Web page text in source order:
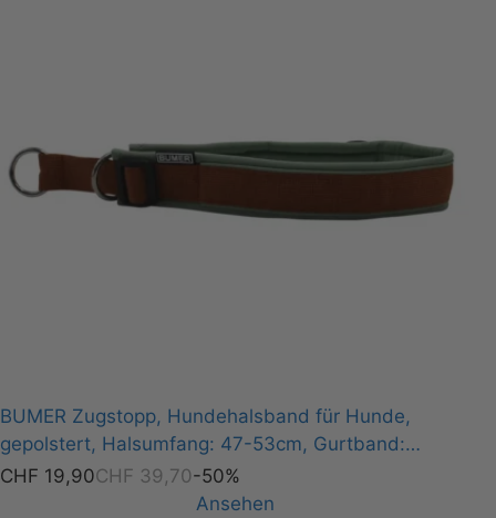
BUMER Zugstopp, Hundehalsband für Hunde,
gepolstert, Halsumfang: 47-53cm, Gurtband:
PREMIUM Copper Glow, Softshell: Eukalyptus, Ringe:
silberfarbig (Edelstahl), Paspel: Ton in Ton
CHF 19,90CHF 39,70-50%
Ansehen